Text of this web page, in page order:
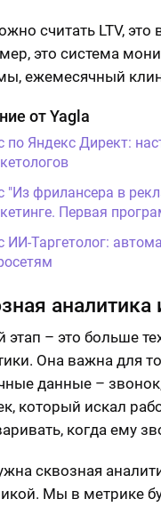
считать LTV, это
это система
ежемесячный
от Yagla
по Яндекс Директ:
"Из фрилансера в
Первая
ИИ-Таргетолог:
аналитика
этап – это больше
Она важна для
данные –
который искал
когда ему
сквозная
Мы в метрике